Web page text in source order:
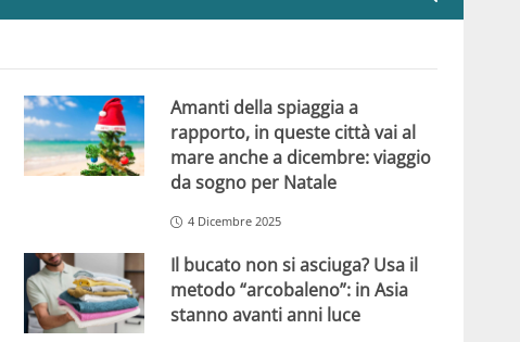
Amanti della spiaggia a
rapporto, in queste città vai al
mare anche a dicembre: viaggio
da sogno per Natale
4 Dicembre 2025
Il bucato non si asciuga? Usa il
metodo “arcobaleno”: in Asia
stanno avanti anni luce